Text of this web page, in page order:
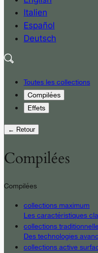
Italien
Español
Deutsch
Toutes les collections
Compilées
Effets
← Retour
Compilées
Compilées
collections maximum
Les caractéristiques
collections
Des technologies
collections active